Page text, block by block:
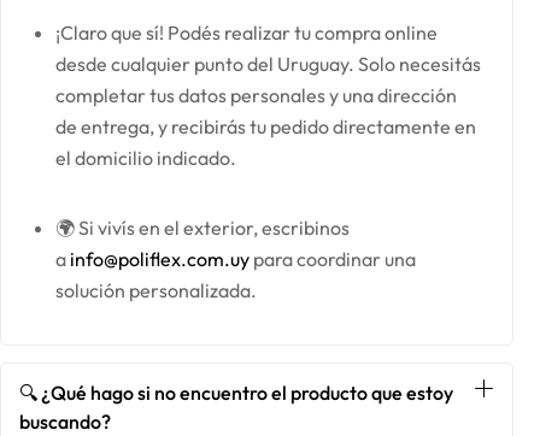
¡Claro que sí! Podés realizar tu compra online
desde cualquier punto del Uruguay. Solo necesitás
completar tus datos personales y una dirección
de entrega, y recibirás tu pedido directamente en
el domicilio indicado.
🌍 Si vivís en el exterior, escribinos
a info@poliflex.com.uy para coordinar una
solución personalizada.
🔍 ¿Qué hago si no encuentro el producto que estoy
buscando?